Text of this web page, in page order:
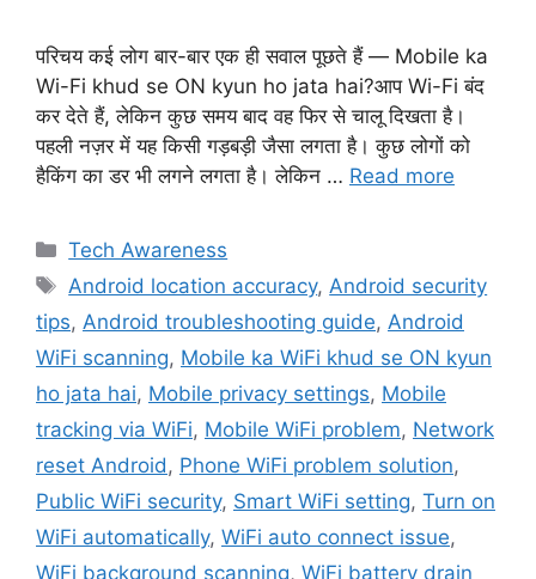
परिचय कई लोग बार-बार एक ही सवाल पूछते हैं — Mobile ka
Wi-Fi khud se ON kyun ho jata hai?आप Wi-Fi बंद
कर देते हैं, लेकिन कुछ समय बाद वह फिर से चालू दिखता है।
पहली नज़र में यह किसी गड़बड़ी जैसा लगता है। कुछ लोगों को
हैकिंग का डर भी लगने लगता है। लेकिन … Read more
Categories
Tech Awareness
Tags
Android location accuracy,Android security
tips, Android troubleshooting guide, Android
WiFi scanning, Mobile ka WiFi khud se ON kyun
ho jata hai, Mobile privacy settings, Mobile
tracking via WiFi, Mobile WiFi problem, Network
reset Android, Phone WiFi problem solution,
Public WiFi security, Smart WiFi setting, Turn on
WiFi automatically, WiFi auto connect issue,
WiFi background scanning, WiFi battery drain